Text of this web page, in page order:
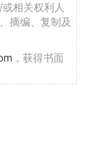
相关权利人
摘编、复制及
，获得书面